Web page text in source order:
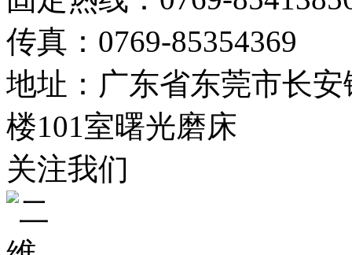
传真：0769-85354369
地址：广东省东莞市长
楼101室曙光磨床
关注我们